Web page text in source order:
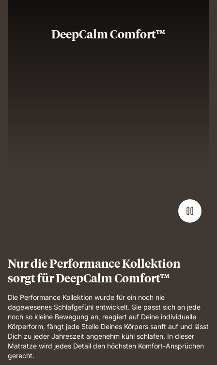
DeepCalm Comfort™
Nur die Performance Kollektion
sorgt für DeepCalm Comfort™
Die Performance Kollektion wurde für ein noch nie
dagewesenes Schlafgefühl entwickelt. Sie passt sich an jede
noch so kleine Bewegung an, reagiert auf Deine individuelle
Körperform, fängt jede Stelle Deines Körpers sanft auf und lässt
Dich zu jeder Jahreszeit angenehm kühl schlafen. In dieser
Matratze wird jedes Detail den höchsten Komfort-Ansprüchen
gerecht.